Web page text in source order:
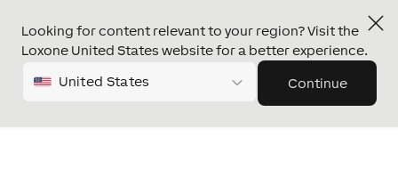
Looking for content relevant to your region? Visit the
Loxone United States website for a better experience.
United States Continue